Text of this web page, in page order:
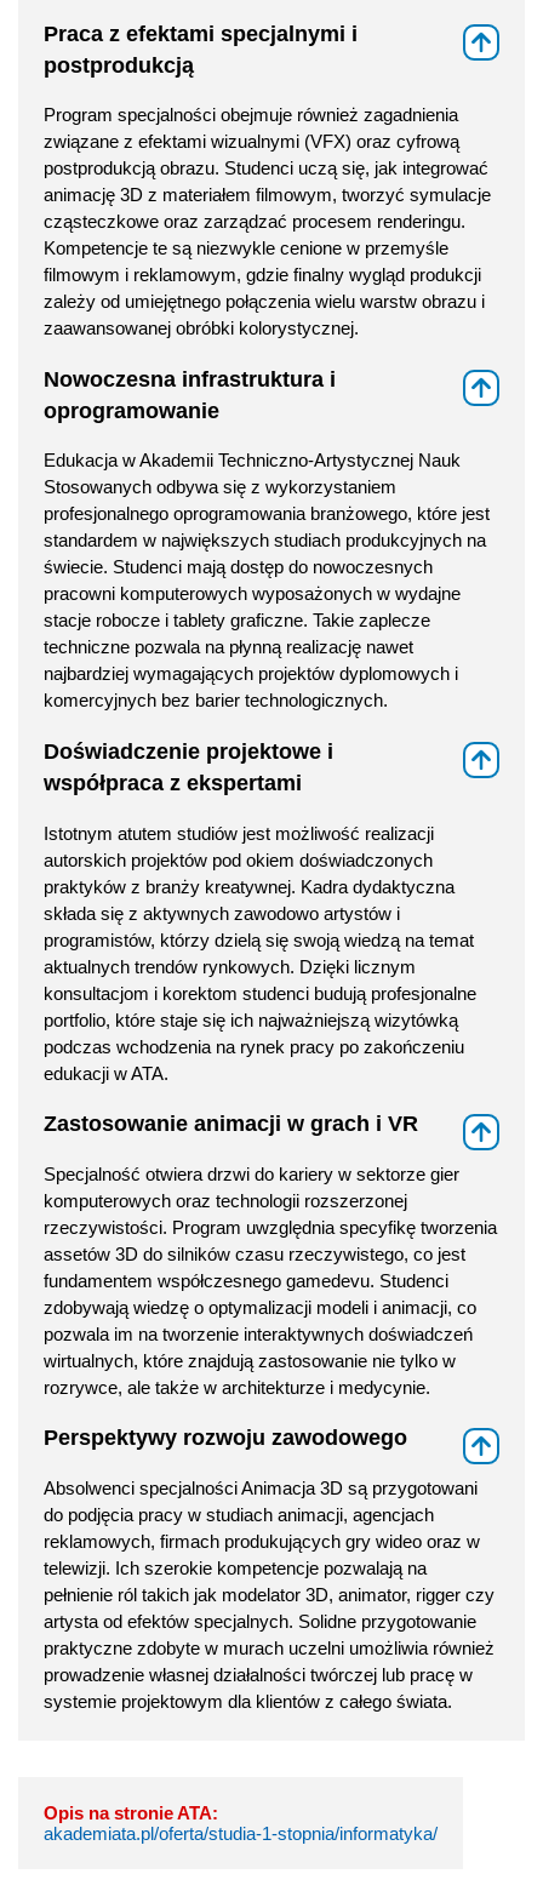
Praca z efektami specjalnymi i
postprodukcją
Program specjalności obejmuje również zagadnienia
związane z efektami wizualnymi (VFX) oraz cyfrową
postprodukcją obrazu. Studenci uczą się, jak integrować
animację 3D z materiałem filmowym, tworzyć symulacje
cząsteczkowe oraz zarządzać procesem renderingu.
Kompetencje te są niezwykle cenione w przemyśle
filmowym i reklamowym, gdzie finalny wygląd produkcji
zależy od umiejętnego połączenia wielu warstw obrazu i
zaawansowanej obróbki kolorystycznej.
Nowoczesna infrastruktura i
oprogramowanie
Edukacja w Akademii Techniczno-Artystycznej Nauk
Stosowanych odbywa się z wykorzystaniem
profesjonalnego oprogramowania branżowego, które jest
standardem w największych studiach produkcyjnych na
świecie. Studenci mają dostęp do nowoczesnych
pracowni komputerowych wyposażonych w wydajne
stacje robocze i tablety graficzne. Takie zaplecze
techniczne pozwala na płynną realizację nawet
najbardziej wymagających projektów dyplomowych i
komercyjnych bez barier technologicznych.
Doświadczenie projektowe i
współpraca z ekspertami
Istotnym atutem studiów jest możliwość realizacji
autorskich projektów pod okiem doświadczonych
praktyków z branży kreatywnej. Kadra dydaktyczna
składa się z aktywnych zawodowo artystów i
programistów, którzy dzielą się swoją wiedzą na temat
aktualnych trendów rynkowych. Dzięki licznym
konsultacjom i korektom studenci budują profesjonalne
portfolio, które staje się ich najważniejszą wizytówką
podczas wchodzenia na rynek pracy po zakończeniu
edukacji w ATA.
Zastosowanie animacji w grach i VR
Specjalność otwiera drzwi do kariery w sektorze gier
komputerowych oraz technologii rozszerzonej
rzeczywistości. Program uwzględnia specyfikę tworzenia
assetów 3D do silników czasu rzeczywistego, co jest
fundamentem współczesnego gamedevu. Studenci
zdobywają wiedzę o optymalizacji modeli i animacji, co
pozwala im na tworzenie interaktywnych doświadczeń
wirtualnych, które znajdują zastosowanie nie tylko w
rozrywce, ale także w architekturze i medycynie.
Perspektywy rozwoju zawodowego
Absolwenci specjalności Animacja 3D są przygotowani
do podjęcia pracy w studiach animacji, agencjach
reklamowych, firmach produkujących gry wideo oraz w
telewizji. Ich szerokie kompetencje pozwalają na
pełnienie ról takich jak modelator 3D, animator, rigger czy
artysta od efektów specjalnych. Solidne przygotowanie
praktyczne zdobyte w murach uczelni umożliwia również
prowadzenie własnej działalności twórczej lub pracę w
systemie projektowym dla klientów z całego świata.
Opis na stronie ATA:
akademiata.pl/oferta/studia-1-stopnia/informatyka/